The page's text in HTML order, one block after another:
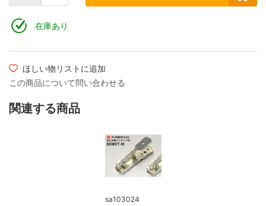
在庫あり
ほしい物リストに追加
この商品について問い合わせる
関連する商品
sa103024